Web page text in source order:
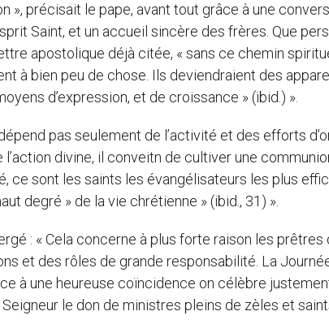
», précisait le pape, avant tout grâce à une
Saint, et un accueil sincère des frères. Que
apostolique déjà citée, « sans ce chemin
à bien peu de chose. Ils deviendraient des
d’expression, et de croissance » (ibid.) ».
pas seulement de l’activité et des efforts
divine, il conveitn de cultiver une
ce sont les saints les évangélisateurs les plus
degré » de la vie chrétienne » (ibid., 31) ».
: « Cela concerne à plus forte raison les prêtres
et des rôles de grande responsabilité. La
à une heureuse coïncidence on célèbre justement
le don de ministres pleins de zèles et